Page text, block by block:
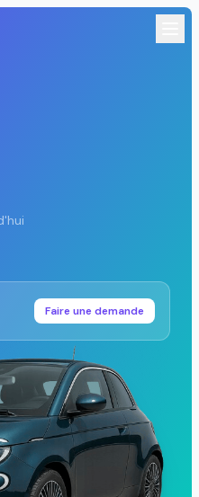
Faire une demande